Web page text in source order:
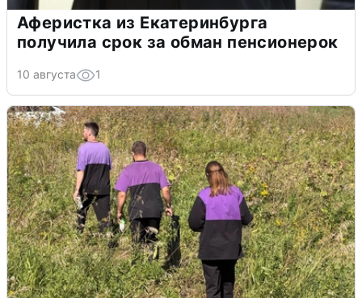
Аферистка из Екатеринбурга
получила срок за обман пенсионерок
10 августа 1